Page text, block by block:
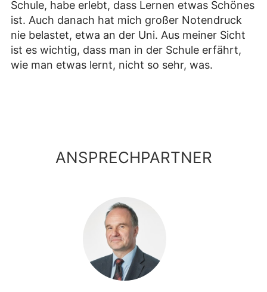
Schule, habe erlebt, dass Lernen etwas Schönes
ist. Auch danach hat mich großer Notendruck
nie belastet, etwa an der Uni. Aus meiner Sicht
ist es wichtig, dass man in der Schule erfährt,
wie man etwas lernt, nicht so sehr, was.
ANSPRECHPARTNER